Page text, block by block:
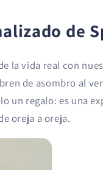
de
la vida real con
de asombro al
un regalo: es una
oreja a oreja.